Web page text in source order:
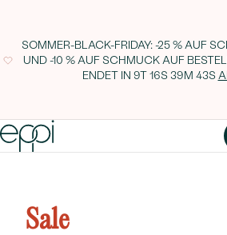
SOMMER-BLACK-FRIDAY: -25 % AUF
UND -10 % AUF SCHMUCK AUF
ENDET IN 9T 16S 39M 42S
Sale
Diamantsterns Lynx